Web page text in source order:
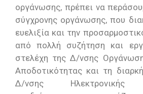
οργάνωσης, πρέπει να
σύγχρονης οργάνωσης, που
ευελιξία και την
από πολλή συζήτηση και
στελέχη της Δ/νσης
Αποδοτικότητας και τη
Δ/νσης Ηλεκτρονικής